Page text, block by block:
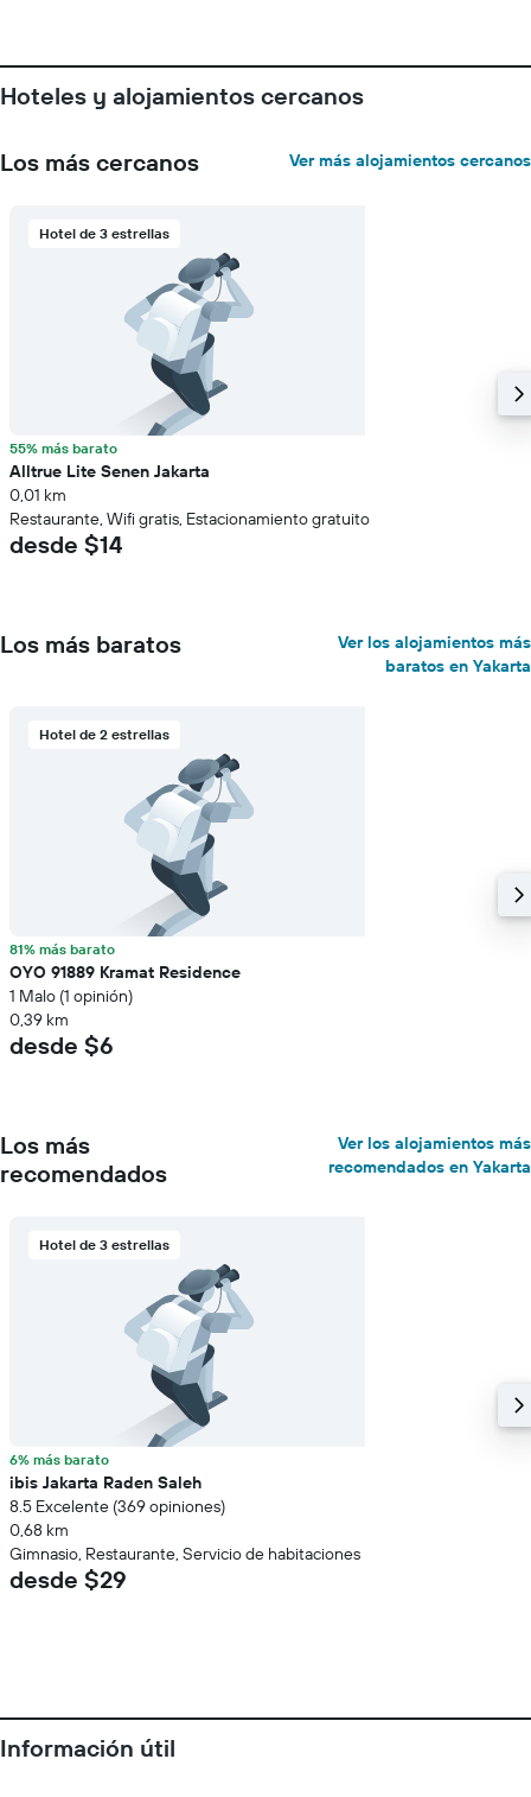
Hoteles y alojamientos cercanos
Los más cercanos Ver más alojamientos cercanos
Hotel de 3 estrellas
55% más barato
Alltrue Lite Senen Jakarta
0,01 km
Restaurante, Wifi gratis, Estacionamiento gratuito
desde $14
Los más baratos
Ver los alojamientos más
baratos en Yakarta
Hotel de 2 estrellas
81% más barato
OYO 91889 Kramat Residence
1 Malo (1 opinión)
0,39 km
desde $6
Los más
recomendados
Ver los alojamientos más
recomendados en Yakarta
Hotel de 3 estrellas
6% más barato
ibis Jakarta Raden Saleh
8.5 Excelente (369 opiniones)
0,68 km
Gimnasio, Restaurante, Servicio de habitaciones
desde $29
Información útil